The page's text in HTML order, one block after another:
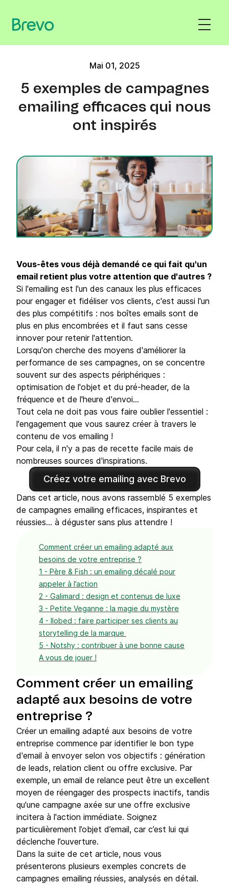
Mai 01, 2025
5 exemples de campagnes
emailing efficaces qui nous
ont inspirés
Vous-êtes vous déjà demandé ce qui fait qu'un
email retient plus votre attention que d'autres ?
Si l'emailing est l'un des canaux les plus efficaces
pour engager et fidéliser vos clients, c'est aussi l'un
des plus compétitifs : nos boîtes emails sont de
plus en plus encombrées et il faut sans cesse
innover pour retenir l'attention.
Lorsqu'on cherche des moyens d'améliorer la
performance de ses campagnes, on se concentre
souvent sur des aspects périphériques :
optimisation de l'objet et du pré-header, de la
fréquence et de l'heure d'envoi...
Tout cela ne doit pas vous faire oublier l'essentiel :
l'engagement que vous saurez créer à travers le
contenu de vos emailing !
Pour cela, il n'y a pas de recette facile mais de
nombreuses sources d'inspirations.
Créez votre emailing avec Brevo
Dans cet article, nous avons rassemblé 5 exemples
de campagnes emailing efficaces, inspirantes et
réussies… à déguster sans plus attendre !
Comment créer un emailing adapté aux
besoins de votre entreprise ?
1 - Père & Fish : un emailing décalé pour
appeler à l’action
2 - Galimard : design et contenus de luxe
3 - Petite Veganne : la magie du mystère
4 - Ilobed : faire participer ses clients au
storytelling de la marque ️
5 - Notshy : contribuer à une bonne cause
A vous de jouer !
Comment créer un emailing
adapté aux besoins de votre
entreprise ?
Créer un emailing adapté aux besoins de votre
entreprise commence par identifier le bon type
d'email à envoyer selon vos objectifs : génération
de leads, relation client ou offre exclusive. Par
exemple, un email de relance peut être un excellent
moyen de réengager des prospects inactifs, tandis
qu'une campagne axée sur une offre exclusive
incitera à l'action immédiate. Soignez
particulièrement l’objet d’email, car c’est lui qui
déclenche l’ouverture.
Dans la suite de cet article, nous vous
présenterons plusieurs exemples concrets de
campagnes emailing réussies, analysés en détail.